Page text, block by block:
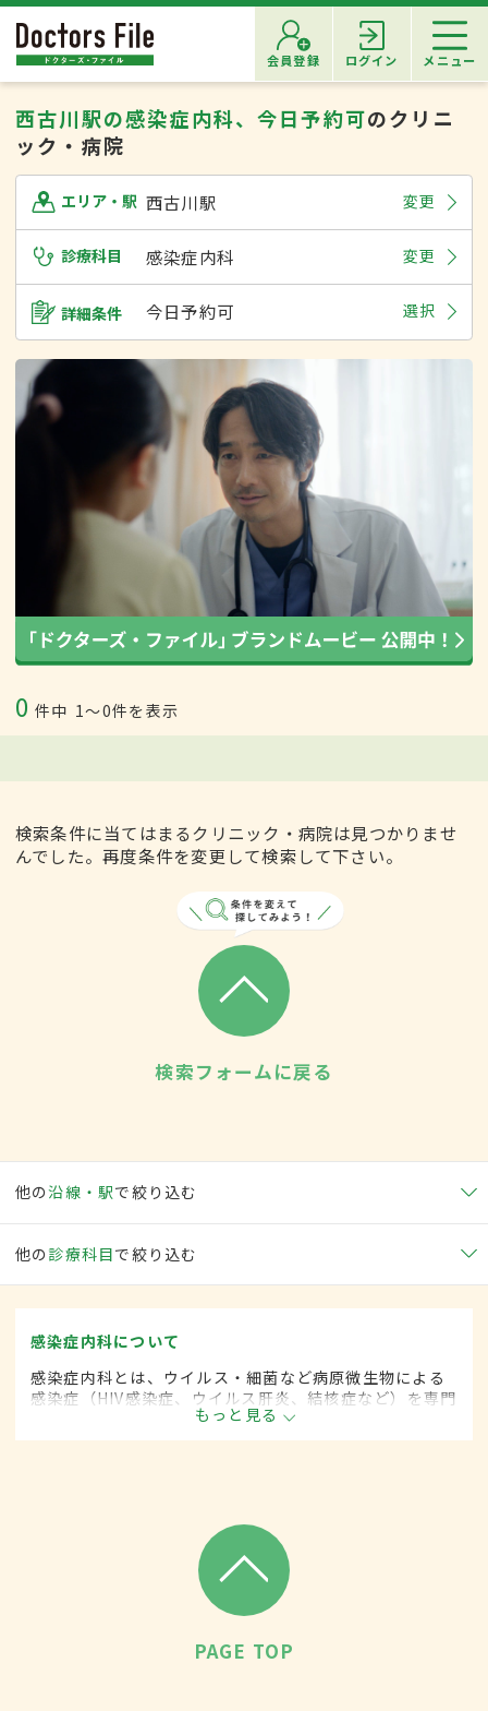
会員登録 ログイン メニュー
西古川駅の感染症内科、今日予約可のクリニ
ック・病院
エリア・駅 西古川駅 変更
診療科目 感染症内科 変更
詳細条件 今日予約可 選択
0 件中 1〜0件を表示
検索条件に当てはまるクリニック・病院は見つかりませ
んでした。再度条件を変更して検索して下さい。
検索フォームに戻る
他の沿線・駅で絞り込む
他の 診療科目で絞り込む
感染症内科について
感染症内科とは、ウイルス・細菌など病原微生物による
感染症（HIV感染症、ウイルス肝炎、結核症など）を専門
的に取り扱う内科の一領域です。
もっと見る
PAGE TOP